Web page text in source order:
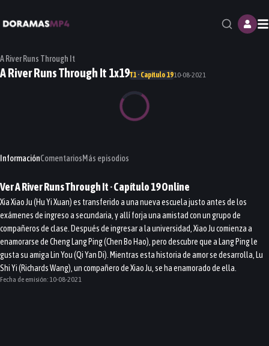
A River Runs Through It
A River Runs Through It 1x19T1 · Capítulo 1910-08-2021
InformaciónComentariosMás episodios
VerA River Runs Through It· Capítulo19Online
Xia Xiao Ju (Hu Yi Xuan) es transferido a una nueva escuela justo antes de los
exámenes de ingreso a secundaria, y allí forja una amistad con un grupo de
compañeros de clase. Después de ingresar a la universidad, Xiao Ju comienza a
enamorarse de Cheng Lang Ping (Chen Bo Hao), pero descubre que a Lang Ping le
gusta su amiga Lin You (Qi Yan Di). Mientras esta historia de amor se desarrolla, Lu
Shi Yi (Richards Wang), un compañero de Xiao Ju, se ha enamorado de ella.
Fecha de emisión: 10-08-2021